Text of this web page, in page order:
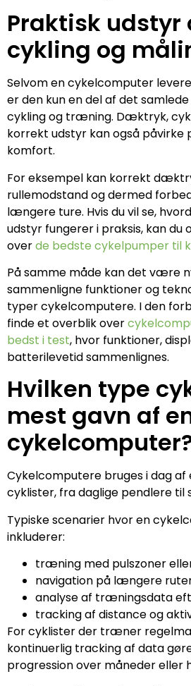
Praktisk udstyr
cykling og
Selvom en cykelcomputer
er den kun en del af det
cykling og træning. Dæktryk,
korrekt udstyr kan også påvirke
komfort.
For eksempel kan korrekt
rullemodstand og dermed
længere ture. Hvis du vil se,
udstyr fungerer i praksis, kan du
overde bedste cykelpumper
På samme måde kan det være
sammenligne funktioner og
typer cykelcomputere. I den
finde et overblik over
bedst i test, hvor funktioner,
batterilevetid sammenlignes.
Hvilken type
mest gavn af
Cykelcomputere bruges i dag af
cyklister, fra daglige pendlere til
Typiske scenarier hvor en
inkluderer:
træning med pulszoner
navigation på længere
analyse af træningsdata
tracking af distance og
For cyklister der træner
kontinuerlig tracking af data
progression over måneder eller